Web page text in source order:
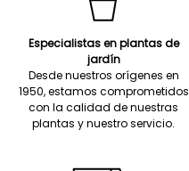
Especialistas en plantas de
jardín
Desde nuestros orígenes en
1950, estamos comprometidos
con la calidad de nuestras
plantas y nuestro servicio.